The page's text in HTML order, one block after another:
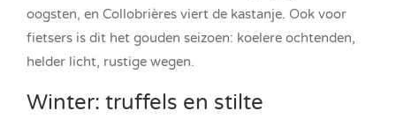
oogsten, en Collobrières viert de kastanje. Ook voor
fietsers is dit het gouden seizoen: koelere ochtenden,
helder licht, rustige wegen.
Winter: truffels en stilte